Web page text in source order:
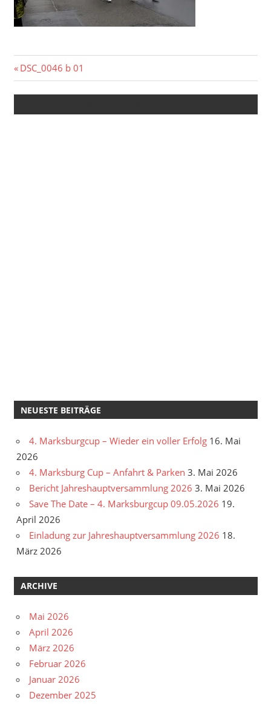
Beitragsnavigation
Vorheriger
Beitrag:
DSC_0046 b 01
NEUESTE BEITRÄGE
4. Marksburgcup – Wieder ein voller Erfolg 16. Mai
2026
4. Marksburg Cup – Anfahrt & Parken 3. Mai 2026
Bericht Jahreshauptversammlung 2026 3. Mai 2026
Save The Date – 4. Marksburgcup 09.05.2026 19.
April 2026
Einladung zur Jahreshauptversammlung 2026 18.
März 2026
ARCHIVE
Mai 2026
April 2026
März 2026
Februar 2026
Januar 2026
Dezember 2025